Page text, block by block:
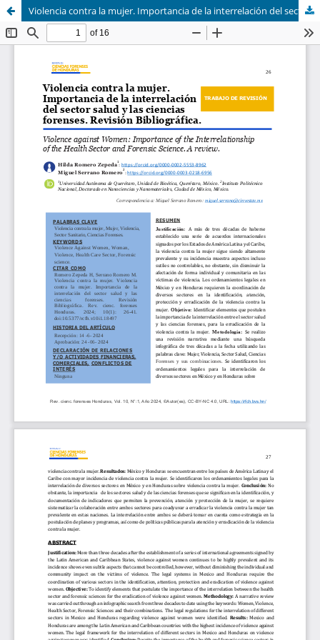
Violencia contra la mujer. Importancia de la interrelación del sector salud y las ciencias forenses. Revisión Bibliográfica